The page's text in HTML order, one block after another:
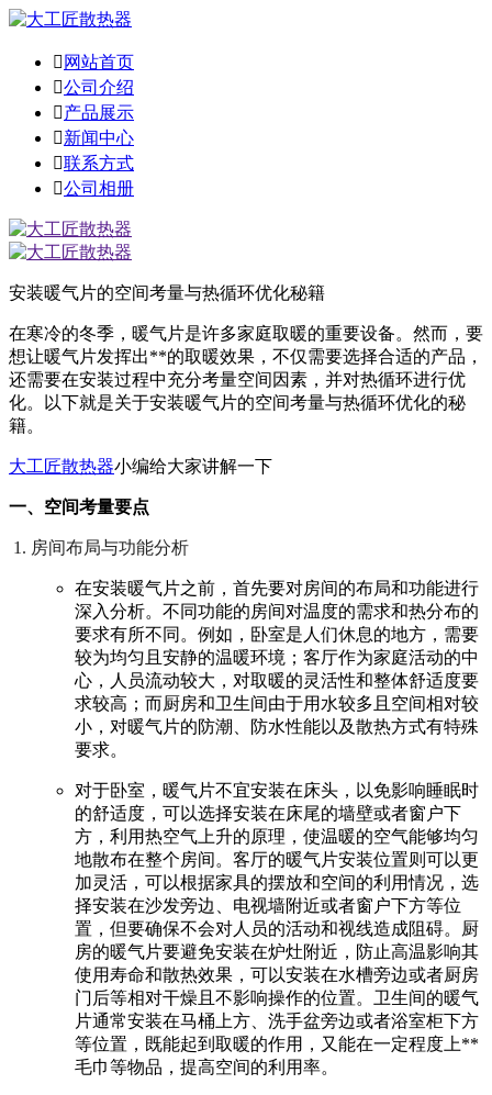
 网站首页
公司介绍
产品展示
新闻中心
联系方式
公司相册
安装暖气片的空间考量与热循环优化秘籍
在寒冷的冬季，暖气片是许多家庭取暖的重要设备。然而，要
想让暖气片发挥出**的取暖效果，不仅需要选择合适的产品，
还需要在安装过程中充分考量空间因素，并对热循环进行优
化。以下就是关于安装暖气片的空间考量与热循环优化的秘
籍。
大工匠散热器小编给大家讲解一下
一、空间考量要点
房间布局与功能分析
在安装暖气片之前，首先要对房间的布局和功能进行
深入分析。不同功能的房间对温度的需求和热分布的
要求有所不同。例如，卧室是人们休息的地方，需要
较为均匀且安静的温暖环境；客厅作为家庭活动的中
心，人员流动较大，对取暖的灵活性和整体舒适度要
求较高；而厨房和卫生间由于用水较多且空间相对较
小，对暖气片的防潮、防水性能以及散热方式有特殊
要求。
对于卧室，暖气片不宜安装在床头，以免影响睡眠时
的舒适度，可以选择安装在床尾的墙壁或者窗户下
方，利用热空气上升的原理，使温暖的空气能够均匀
地散布在整个房间。客厅的暖气片安装位置则可以更
加灵活，可以根据家具的摆放和空间的利用情况，选
择安装在沙发旁边、电视墙附近或者窗户下方等位
置，但要确保不会对人员的活动和视线造成阻碍。厨
房的暖气片要避免安装在炉灶附近，防止高温影响其
使用寿命和散热效果，可以安装在水槽旁边或者厨房
门后等相对干燥且不影响操作的位置。卫生间的暖气
片通常安装在马桶上方、洗手盆旁边或者浴室柜下方
等位置，既能起到取暖的作用，又能在一定程度上**
毛巾等物品，提高空间的利用率。